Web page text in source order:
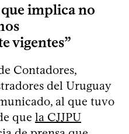
implica no
vigentes”
Contadores,
del Uruguay
al que tuvo
que la CJJPU